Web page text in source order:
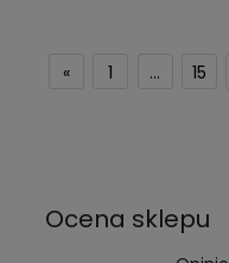
« 1 ... 15
Ocena sklepu